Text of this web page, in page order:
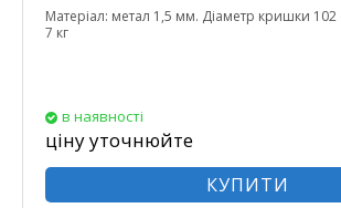
Матеріал: метал 1,5 мм. Діаметр кришки
7 кг
в наявності
ціну уточнюйте
КУПИТИ